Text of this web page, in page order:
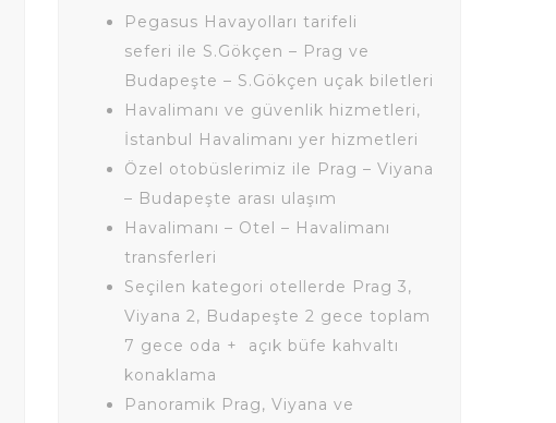
Pegasus Havayolları tarifeli
seferi ile S.Gökçen – Prag ve
Budapeşte – S.Gökçen uçak biletleri
Havalimanı ve güvenlik hizmetleri,
İstanbul Havalimanı yer hizmetleri
Özel otobüslerimiz ile Prag – Viyana
– Budapeşte arası ulaşım
Havalimanı – Otel – Havalimanı
transferleri
Seçilen kategori otellerde Prag 3,
Viyana 2, Budapeşte 2 gece toplam
7 gece oda + açık büfe kahvaltı
konaklama
Panoramik Prag, Viyana ve